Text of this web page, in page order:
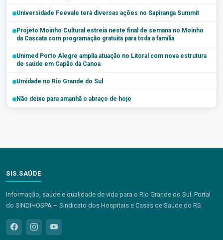
Universidade Feevale terá diversas ações no Sapiranga Summit
Projeto Moinho Cultural estreia neste final de semana no Moinho
da Cascata com programação gratuita para toda a família
Unimed Porto Alegre amplia atuação no Litoral com nova estrutura
de saúde em Capão da Canoa
Umidade no Rio Grande do Sul
Não deixe para amanhã o abraço de hoje
SIS.SAÚDE
Informação, saúde e qualidade de vida para o Rio Grande do Sul. Portal
do SINDIHOSPA – Sindicato dos Hospitais e Casas de Saúde do RS.